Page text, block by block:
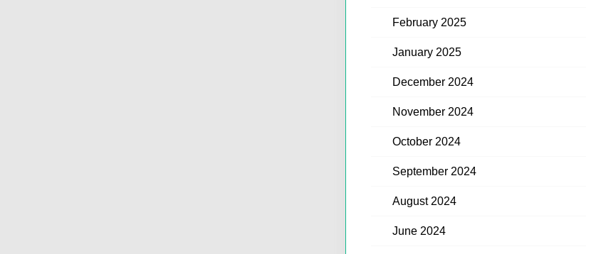
February 2025
January 2025
December 2024
November 2024
October 2024
September 2024
August 2024
June 2024